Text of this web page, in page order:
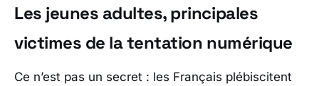
Les jeunes adultes, principales
victimes de la tentation numérique
Ce n’est pas un secret : les Français plébiscitent